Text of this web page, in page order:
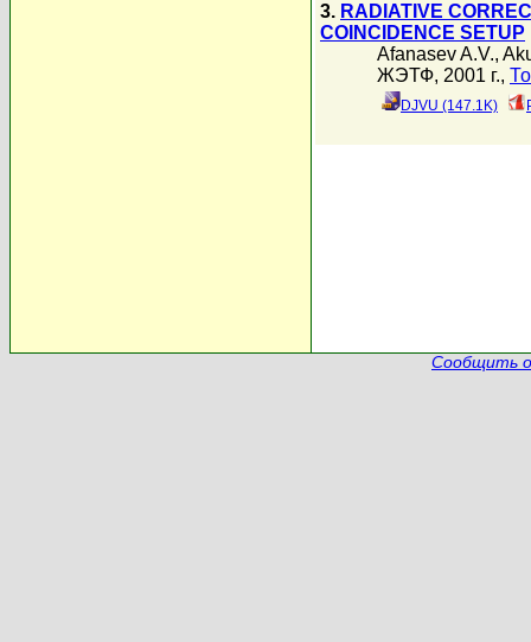
3. RADIATIVE
COINCIDENCE SETUP
Afanasev A.V.,
ЖЭТФ, 2001 г.,
DJVU (147.1K)
Сообщить о